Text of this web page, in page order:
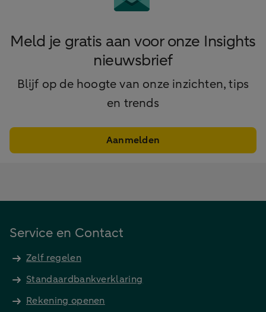
Meld je gratis aan voor onze Insights
nieuwsbrief
Blijf op de hoogte van onze inzichten, tips
en trends
Aanmelden
Service en Contact
Zelf regelen
Standaardbankverklaring
Rekening openen